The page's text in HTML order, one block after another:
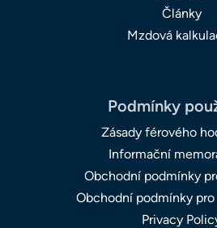
Články
Mzdová
Podmínky
Zásady férového
Informační
Obchodní podmínky
Obchodní podmínky
Privacy